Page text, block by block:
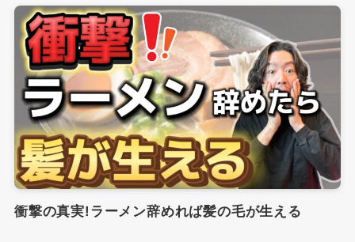
衝撃の真実!ラーメン辞めれば髪の毛が生える